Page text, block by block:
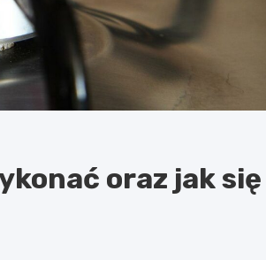
oraz jak się